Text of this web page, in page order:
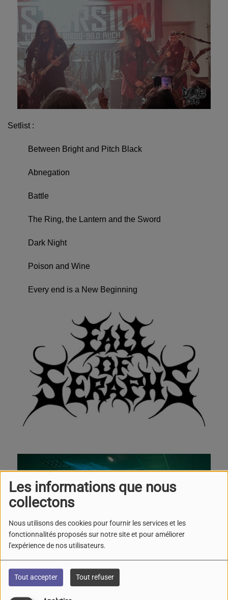
Les informations que nous
collectons
Nous utilisons des cookies pour fournir les services et les
fonctionnalités proposés sur notre site et pour améliorer
l'expérience de nos utilisateurs.
Tout accepter Tout refuser
Setlist :
Between Bright and Pitch Black
Abnegation
Battle
The Ring, the Lantern and the Sword
Dark Night
Poison and Wine
Every end is a New Beginning